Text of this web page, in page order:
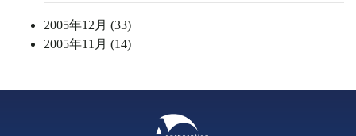
2005年12月 (33)
2005年11月 (14)